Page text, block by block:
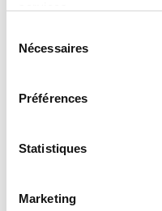
Nécessaires
Préférences
Statistiques
Marketing